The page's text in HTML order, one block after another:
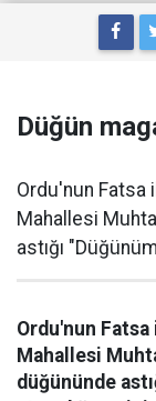
Düğün
Ordu'nun Fatsa
Mahallesi
astığı
Ordu'nun
Mahallesi
düğününde